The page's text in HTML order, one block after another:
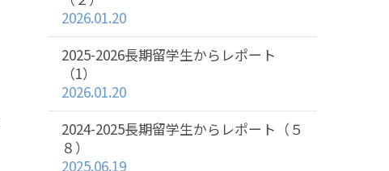
2026.01.20
2025-2026長期留学生からレポート
（1）
2026.01.20
2024-2025長期留学生からレポート（５
８）
2025.06.19